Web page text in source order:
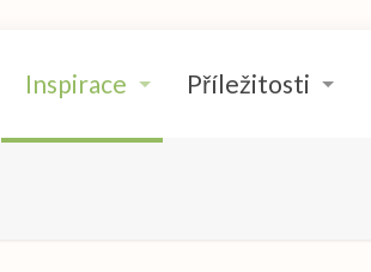
Inspirace Příležitosti